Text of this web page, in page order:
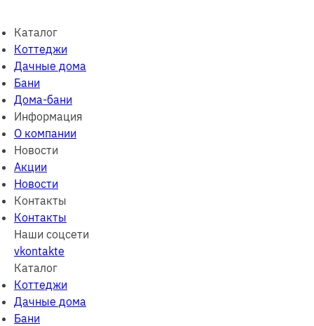
Каталог
Коттеджи
Дачные дома
Бани
Дома-бани
Информация
О компании
Новости
Акции
Новости
Контакты
Контакты
Наши соцсети
vkontakte
Каталог
Коттеджи
Дачные дома
Бани